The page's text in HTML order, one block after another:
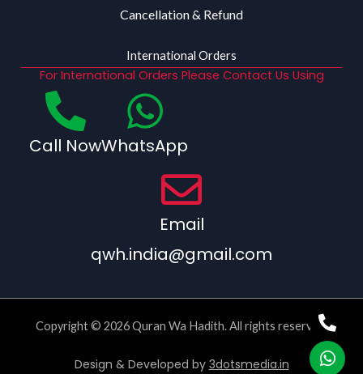
Cancellation & Refund
International Orders
For International Orders Please Contact Us Using
Call NowWhatsApp
Email
qwh.india@gmail.com
Copyright © 2026 Quran Wa Hadith. All rights reserved.
Design & Developed by 3dotsmedia.in